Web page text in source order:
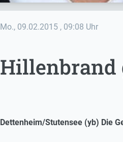
Mo., 09.02.2015 , 09:08 Uhr
Hillenbrand
Dettenheim/Stutensee (yb) Die